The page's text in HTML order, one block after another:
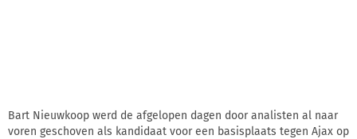
Bart Nieuwkoop werd de afgelopen dagen door analisten al naar
voren geschoven als kandidaat voor een basisplaats tegen Ajax op